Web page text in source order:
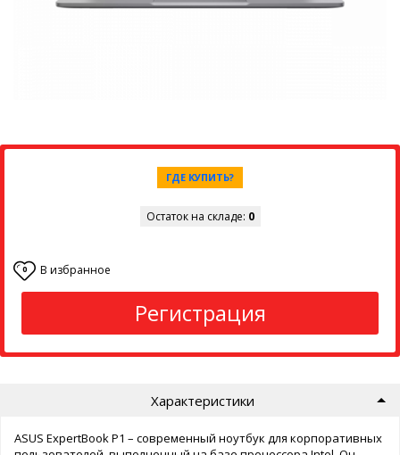
ГДЕ КУПИТЬ?
Остаток на складе: 0
0 В избранное
Регистрация
Характеристики
ASUS ExpertBook P1 – современный ноутбук для корпоративных